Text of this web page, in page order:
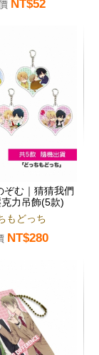
NT$52
ぞむ｜猜猜我們
力吊飾(5款)
もどっち
NT$280